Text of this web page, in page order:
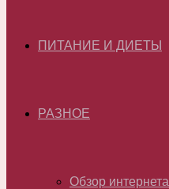
ПИТАНИЕ И ДИЕТЫ
РАЗНОЕ
Обзор интернета